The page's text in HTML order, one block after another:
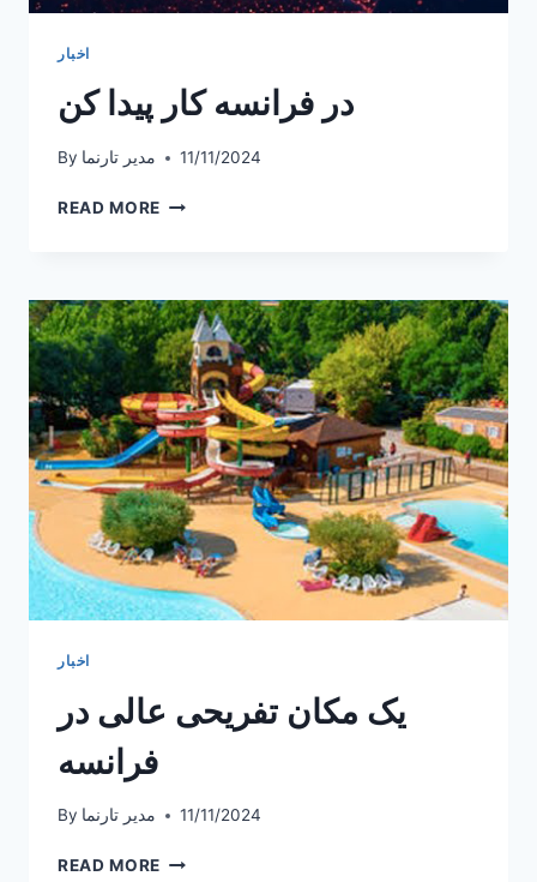
اخبار
در فرانسه کار پیدا کن
By مدیر تارنما 11/11/2024
READ MORE
کن
اخبار
یک مکان تفریحی عالی در
فرانسه
By مدیر تارنما 11/11/2024
READ MORE یک